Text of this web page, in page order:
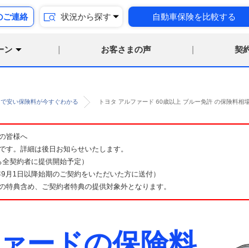
ご連絡 状況から探す 自動車保険を比較する
ン お客さまの声 契
安い保険料が今すぐわかる トヨタ アルファード 60歳以上 ブルー免許 の保険料相
皆様へ
。詳細は後日お知らせいたします。
契約者に提供開始予定）
1日以降始期のご契約をいただいた方に送付）
典含め、ご契約者特典の提供対象外となります。